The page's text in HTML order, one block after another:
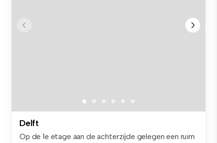
Delft
Op de 1e etage aan de achterzijde gelegen een ruim